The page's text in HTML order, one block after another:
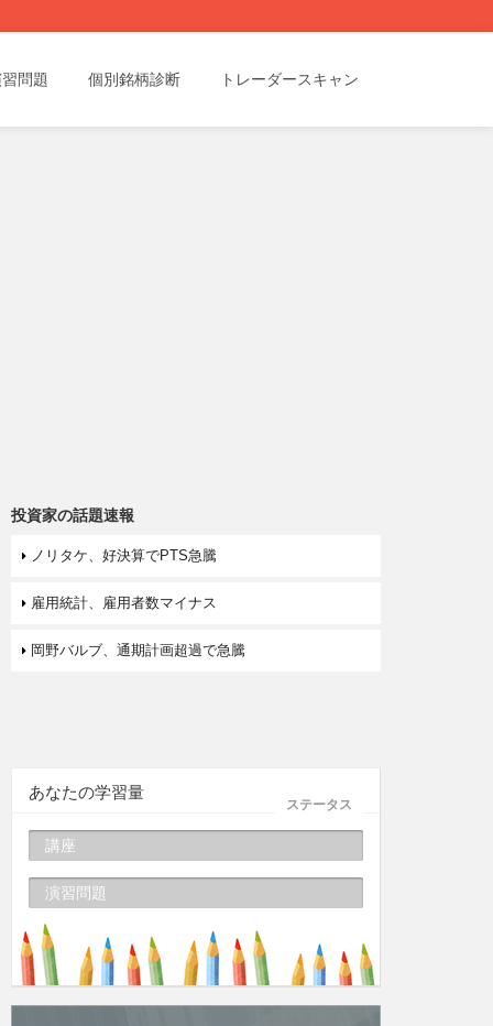
問題 個別銘柄診断 トレーダースキャン
投資家の話題速報
ノリタケ、好決算でPTS急騰
雇用統計、雇用者数マイナス
岡野バルブ、通期計画超過で急騰
ステータス
あなたの学習量
講座
演習問題